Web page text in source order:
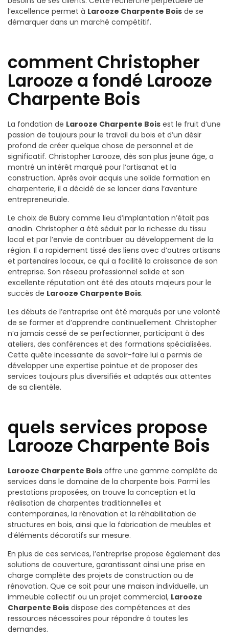
l’excellence permet à Larooze Charpente Bois de se
démarquer dans un marché compétitif.
comment Christopher
Larooze a fondé Larooze
Charpente Bois
La fondation de Larooze Charpente Bois est le fruit d’une
passion de toujours pour le travail du bois et d’un désir
profond de créer quelque chose de personnel et de
significatif. Christopher Larooze, dès son plus jeune âge, a
montré un intérêt marqué pour l’artisanat et la
construction. Après avoir acquis une solide formation en
charpenterie, il a décidé de se lancer dans l’aventure
entrepreneuriale.
Le choix de Bubry comme lieu d’implantation n’était pas
anodin. Christopher a été séduit par la richesse du tissu
local et par l’envie de contribuer au développement de la
région. Il a rapidement tissé des liens avec d’autres artisans
et partenaires locaux, ce qui a facilité la croissance de son
entreprise. Son réseau professionnel solide et son
excellente réputation ont été des atouts majeurs pour le
succès de Larooze Charpente Bois.
Les débuts de l’entreprise ont été marqués par une volonté
de se former et d’apprendre continuellement. Christopher
n’a jamais cessé de se perfectionner, participant à des
ateliers, des conférences et des formations spécialisées.
Cette quête incessante de savoir-faire lui a permis de
développer une expertise pointue et de proposer des
services toujours plus diversifiés et adaptés aux attentes
de sa clientèle.
quels services propose
Larooze Charpente Bois
Larooze Charpente Bois offre une gamme complète de
services dans le domaine de la charpente bois. Parmi les
prestations proposées, on trouve la conception et la
réalisation de charpentes traditionnelles et
contemporaines, la rénovation et la réhabilitation de
structures en bois, ainsi que la fabrication de meubles et
d’éléments décoratifs sur mesure.
En plus de ces services, l’entreprise propose également des
solutions de couverture, garantissant ainsi une prise en
charge complète des projets de construction ou de
rénovation. Que ce soit pour une maison individuelle, un
immeuble collectif ou un projet commercial, Larooze
Charpente Bois dispose des compétences et des
ressources nécessaires pour répondre à toutes les
demandes.